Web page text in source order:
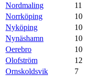
Nordmaling
11
Norrköping
10
Nyköping
10
Nynäshamn
10
Oerebro
10
Olofström
12
Ornskoldsvik
7